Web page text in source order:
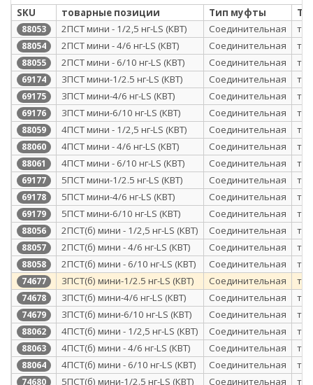
SKU товарные позиции Тип муфты
88053 2ПСТ мини - 1/2,5 нг-LS (КВТ) Соединительная
88054 2ПСТ мини - 4/6 нг-LS (КВТ) Соединительная
88055 2ПСТ мини - 6/10 нг-LS (КВТ) Соединительная
69174 3ПСТ мини-1/2.5 нг-LS (КВТ) Соединительная
69175 3ПСТ мини-4/6 нг-LS (КВТ) Соединительная
69176 3ПСТ мини-6/10 нг-LS (КВТ) Соединительная
88059 4ПСТ мини - 1/2,5 нг-LS (КВТ) Соединительная
88060 4ПСТ мини - 4/6 нг-LS (КВТ) Соединительная
88061 4ПСТ мини - 6/10 нг-LS (КВТ) Соединительная
69177 5ПСТ мини-1/2.5 нг-LS (КВТ) Соединительная
69178 5ПСТ мини-4/6 нг-LS (КВТ) Соединительная
69179 5ПСТ мини-6/10 нг-LS (КВТ) Соединительная
88056 2ПСТ(б) мини - 1/2,5 нг-LS (КВТ) Соединительная
88057 2ПСТ(б) мини - 4/6 нг-LS (КВТ) Соединительная
88058 2ПСТ(б) мини - 6/10 нг-LS (КВТ) Соединительная
74677 3ПСТ(б) мини-1/2.5 нг-LS (КВТ) Соединительная
74678 3ПСТ(б) мини-4/6 нг-LS (КВТ) Соединительная
74679 3ПСТ(б) мини-6/10 нг-LS (КВТ) Соединительная
88062 4ПСТ(б) мини - 1/2,5 нг-LS (КВТ) Соединительная
88063 4ПСТ(б) мини - 4/6 нг-LS (КВТ) Соединительная
88064 4ПСТ(б) мини - 6/10 нг-LS (КВТ) Соединительная
74680 5ПСТ(б) мини-1/2.5 нг-LS (КВТ) Соединительная